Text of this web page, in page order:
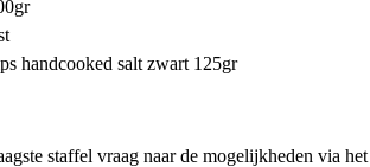
handcooked salt zwart 125gr
staffel vraag naar de mogelijkheden via het